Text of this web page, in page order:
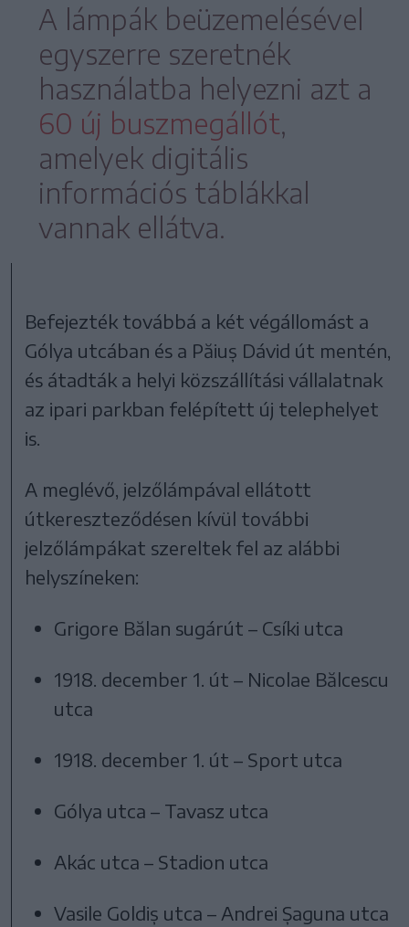
A lámpák beüzemelésével
egyszerre szeretnék
használatba helyezni azt a
60 új buszmegállót,
amelyek digitális
információs táblákkal
vannak ellátva.
Befejezték továbbá a két végállomást a
Gólya utcában és a Păiuș Dávid út mentén,
és átadták a helyi közszállítási vállalatnak
az ipari parkban felépített új telephelyet
is.
A meglévő, jelzőlámpával ellátott
útkereszteződésen kívül további
jelzőlámpákat szereltek fel az alábbi
helyszíneken:
Grigore Bălan sugárút – Csíki utca
1918. december 1. út – Nicolae Bălcescu
utca
1918. december 1. út – Sport utca
Gólya utca – Tavasz utca
Akác utca – Stadion utca
Vasile Goldiș utca – Andrei Șaguna utca